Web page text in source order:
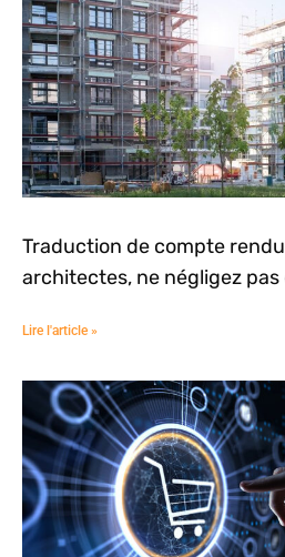
Traduction de compte
architectes, ne négligez
Lire l'article »